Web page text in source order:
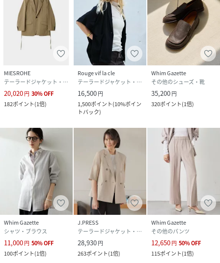
MIESROHE
テーラードジャケット・ブレザー
20,020円 30%OFF
182ポイント(1倍)
Rouge vif la cle
テーラードジャケット・ブレザー
16,500円
1,500ポイント(10%ポイン
トバック)
Whim Gazette
その他のシューズ・靴
35,200円
320ポイント(1倍)
Whim Gazette
シャツ・ブラウス
11,000円 50%OFF
100ポイント(1倍)
J.PRESS
テーラードジャケット・ブレザー
28,930円
263ポイント(1倍)
Whim Gazette
その他のパンツ
12,650円 50%OFF
115ポイント(1倍)